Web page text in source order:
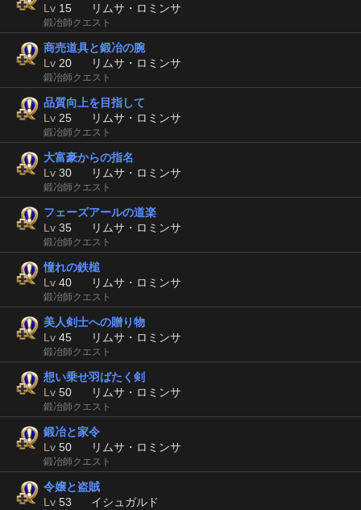
Lv 15 リムサ・ロミンサ
鍛冶師クエスト
商売道具と鍛冶の腕
Lv 20 リムサ・ロミンサ
鍛冶師クエスト
品質向上を目指して
Lv 25 リムサ・ロミンサ
鍛冶師クエスト
大富豪からの指名
Lv 30 リムサ・ロミンサ
鍛冶師クエスト
フェーズアールの道楽
Lv 35 リムサ・ロミンサ
鍛冶師クエスト
憧れの鉄槌
Lv 40 リムサ・ロミンサ
鍛冶師クエスト
美人剣士への贈り物
Lv 45 リムサ・ロミンサ
鍛冶師クエスト
想い乗せ羽ばたく剣
Lv 50 リムサ・ロミンサ
鍛冶師クエスト
鍛冶と家令
Lv 50 リムサ・ロミンサ
鍛冶師クエスト
令嬢と盗賊
Lv 53 イシュガルド